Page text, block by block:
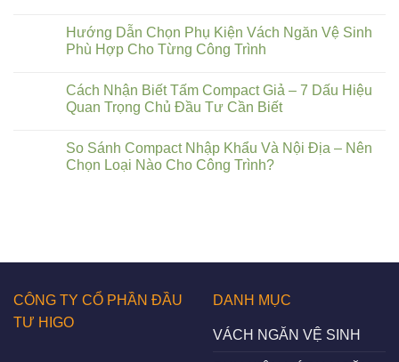
Hướng Dẫn Chọn Phụ Kiện Vách Ngăn Vệ Sinh
Phù Hợp Cho Từng Công Trình
Cách Nhận Biết Tấm Compact Giả – 7 Dấu Hiệu
Quan Trọng Chủ Đầu Tư Cần Biết
So Sánh Compact Nhập Khẩu Và Nội Địa – Nên
Chọn Loại Nào Cho Công Trình?
CÔNG TY CỔ PHẦN ĐẦU
TƯ HIGO
DANH MỤC
VÁCH NGĂN VỆ SINH